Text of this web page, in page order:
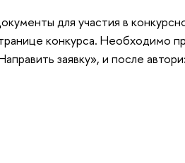
для участия в
конкурса. Необходимо
заявку», и после